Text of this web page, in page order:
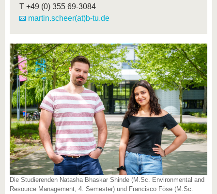
T +49 (0) 355 69-3084
martin.scheer(at)b-tu.de
Die Studierenden Natasha Bhaskar Shinde (M.Sc. Environmental and
Resource Management, 4. Semester) und Francisco Föse (M.Sc.